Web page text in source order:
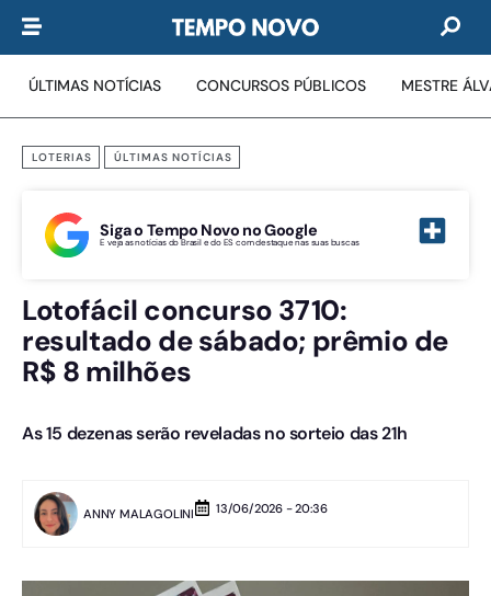
ÚLTIMAS NOTÍCIAS CONCURSOS PÚBLICOS MESTRE
LOTERIAS ÚLTIMAS NOTÍCIAS
Siga o Tempo Novo no Google
E veja as notícias do Brasil e do ES com destaque nas suas buscas
Lotofácil concurso 3710:
resultado de sábado; prêmio de
R$ 8 milhões
As 15 dezenas serão reveladas no sorteio das 21h
ANNY MALAGOLINI 13/06/2026 - 20:36